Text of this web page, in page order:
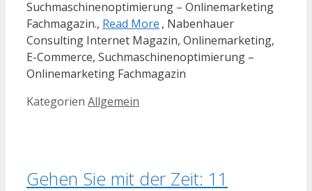
Suchmaschinenoptimierung – Onlinemarketing
Fachmagazin., Read More , Nabenhauer
Consulting Internet Magazin, Onlinemarketing,
E-Commerce, Suchmaschinenoptimierung –
Onlinemarketing Fachmagazin
Kategorien Allgemein
Gehen Sie mit der Zeit: 11